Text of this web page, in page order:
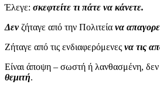
Έλεγε: σκεφτείτε τι πάτε να κάνετε.
Δενζήταγε από την Πολιτεία να
Ζήταγε από τις ενδιαφερόμενες να τις
Είναι άποψη – σωστή ή λανθασμένη,
θεμιτή.